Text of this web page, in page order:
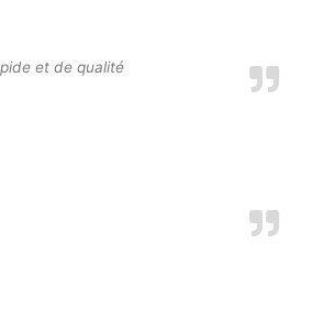
et de qualité